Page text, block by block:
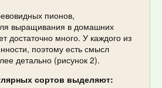
пионов,
выращивания в домашних
достаточно много. У каждого из
поэтому есть смысл
детально (рисунок 2).
сортов выделяют: